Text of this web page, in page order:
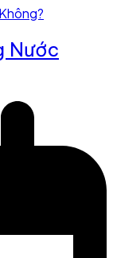
Nước